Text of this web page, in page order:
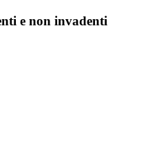
e non invadenti